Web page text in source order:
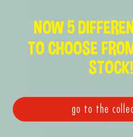
NOW 5
TO CHOOSE
STOCK!
go to the